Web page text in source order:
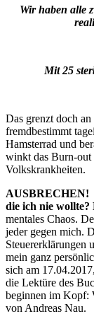
Wir haben alle
Mit 25
Das grenzt doch an
fremdbestimmt
Hamsterrad und
winkt das Burn-out
Volkskrankheiten.
AUSBRECHEN!
die ich nie wollte?
mentales Chaos.
jeder gegen mich.
Steuererklärungen
mein ganz
sich am
die Lektüre des
beginnen im Kopf:
von Andreas Nau.